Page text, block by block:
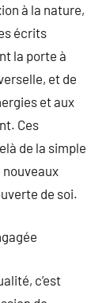
à la nature,
écrits
la porte à
et de
et aux
Ces
de la simple
de soi.
c’est